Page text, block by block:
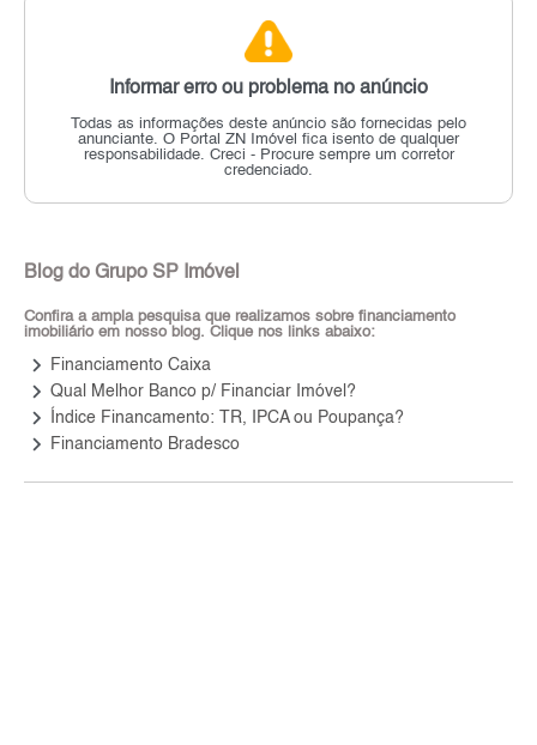
Informar erro ou problema no anúncio
Todas as informações deste anúncio são fornecidas pelo
anunciante. O Portal ZN Imóvel fica isento de qualquer
responsabilidade. Creci - Procure sempre um corretor
credenciado.
Blog do Grupo SP Imóvel
Confira a ampla pesquisa que realizamos sobre financiamento
imobiliário em nosso blog. Clique nos links abaixo:
keyboard_arrow_right Financiamento Caixa
keyboard_arrow_right Qual Melhor Banco p/ Financiar Imóvel?
keyboard_arrow_right Índice Financamento: TR, IPCA ou Poupança?
keyboard_arrow_right Financiamento Bradesco